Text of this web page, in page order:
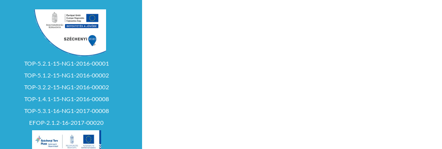
TOP-5.2.1-15-NG1-2016-00001
TOP-5.1.2-15-NG1-2016-00002
TOP-3.2.2-15-NG1-2016-00002
TOP-1.4.1-15-NG1-2016-00008
TOP-5.3.1-16-NG1-2017-00008
EFOP-2.1.2-16-2017-00020